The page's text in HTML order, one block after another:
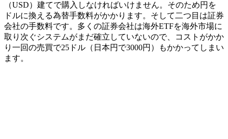
（USD）建てで購入しなければいけません。そのため円を
ドルに換える為替手数料がかかります。そして二つ目は証券
会社の手数料です。多くの証券会社は海外ETFを海外市場に
取り次ぐシステムがまだ確立していないので、コストがかか
り一回の売買で25ドル（日本円で3000円）もかかってしまい
ます。